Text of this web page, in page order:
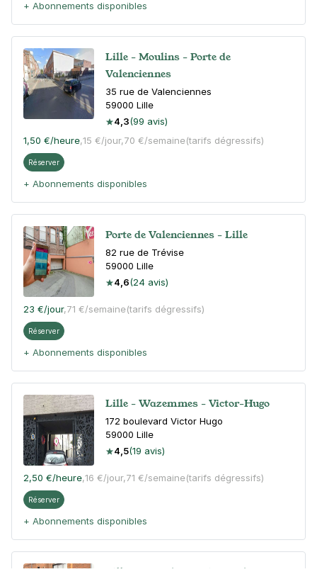
+ Abonnements disponibles
Lille - Moulins - Porte de
Valenciennes
35 rue de Valenciennes
59000 Lille
4,3(99 avis)
1,50 €/heure,15 €/jour,70 €/semaine(tarifs dégressifs)
Réserver
+ Abonnements disponibles
Porte de Valenciennes - Lille
82 rue de Trévise
59000 Lille
4,6(24 avis)
23 €/jour,71 €/semaine(tarifs dégressifs)
Réserver
+ Abonnements disponibles
Lille - Wazemmes - Victor-Hugo
172 boulevard Victor Hugo
59000 Lille
4,5(19 avis)
2,50 €/heure,16 €/jour,71 €/semaine(tarifs dégressifs)
Réserver
+ Abonnements disponibles
Lille - Porte de Douai - Stade Jean